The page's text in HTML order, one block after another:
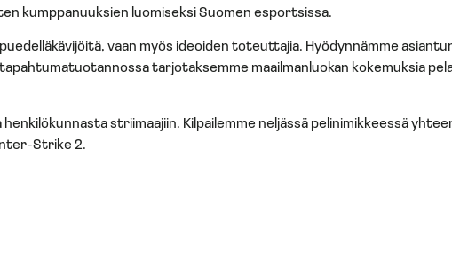
kumppanuuksien luomiseksi Suomen esportsissa.
vaan myös ideoiden toteuttajia. Hyödynnämme
tarjotaksemme maailmanluokan kokemuksia
striimaajiin. Kilpailemme neljässä pelinimikkeessä
Strike 2.